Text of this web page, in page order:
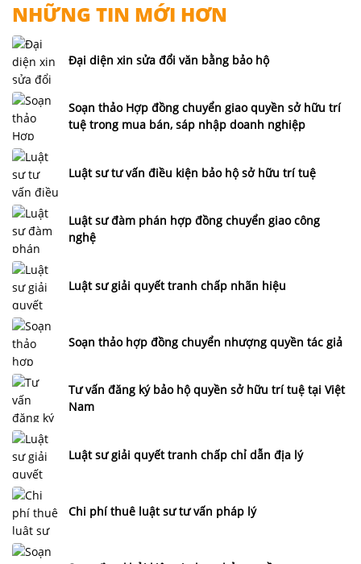
NHỮNG TIN MỚI HƠN
Đại diện xin sửa đổi văn bằng bảo hộ
Soạn thảo Hợp đồng chuyển giao quyền sở hữu trí
tuệ trong mua bán, sáp nhập doanh nghiệp
Luật sư tư vấn điều kiện bảo hộ sở hữu trí tuệ
Luật sư đàm phán hợp đồng chuyển giao công
nghệ
Luật sư giải quyết tranh chấp nhãn hiệu
Soạn thảo hợp đồng chuyển nhượng quyền tác giả
Tư vấn đăng ký bảo hộ quyền sở hữu trí tuệ tại Việt
Nam
Luật sư giải quyết tranh chấp chỉ dẫn địa lý
Chi phí thuê luật sư tư vấn pháp lý